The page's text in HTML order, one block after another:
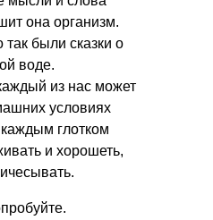
она организм.
так были сказки о
воде.
из нас может
условиях
глотком
и хорошеть,